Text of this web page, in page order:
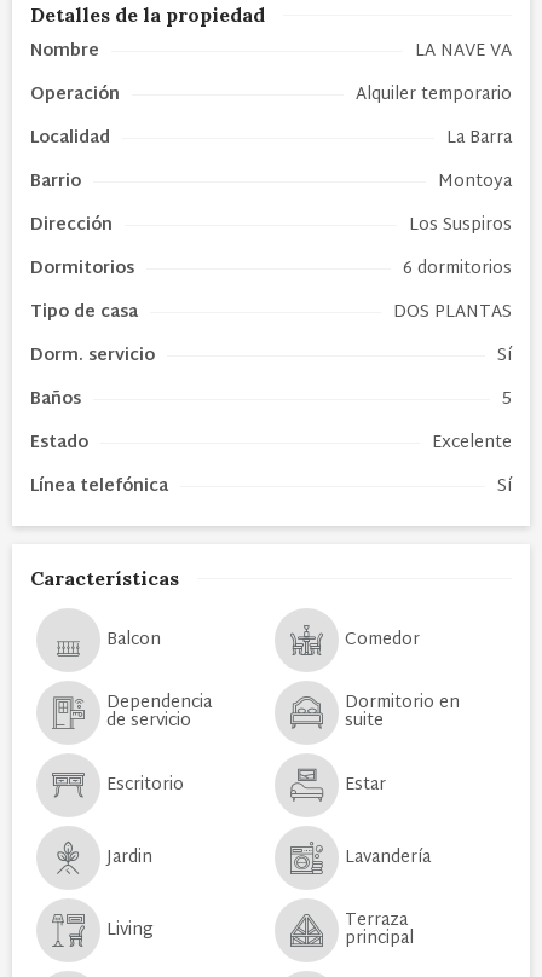
Detalles de la propiedad
Nombre
LA NAVE VA
Operación
Alquiler temporario
Localidad
La Barra
Barrio
Montoya
Dirección
Los Suspiros
Dormitorios
6 dormitorios
Tipo de casa
DOS PLANTAS
Dorm. servicio
Sí
Baños
5
Estado
Excelente
Línea telefónica
Sí
Características
Balcon Comedor
Dependencia
de servicio
Dormitorio en
suite
Escritorio Estar
Jardin Lavandería
Living Terraza
principal